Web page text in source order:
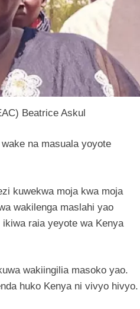
Beatrice Askul
na masuala yoyote
kuwekwa moja kwa moja
wakilenga maslahi yao
raia yeyote wa Kenya
wakiingilia masoko yao.
huko Kenya ni vivyo hivyo.